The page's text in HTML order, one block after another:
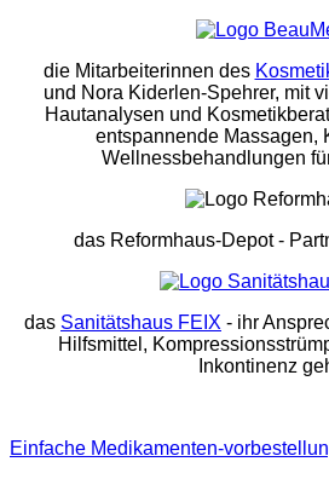
die Mitarbeiterinnen des
und Nora Kiderlen-Spehrer, mit
Hautanalysen und
entspannende Massagen,
Wellnessbehandlungen
das Reformhaus-Depot-
das Sanitätshaus FEIX - ihr
Hilfsmittel,
Inkontinenz
Einfache Medikamenten-